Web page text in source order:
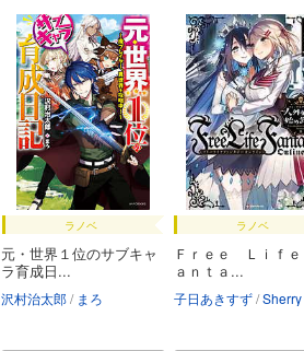
ラノベ
元・世界１位のサブキャ
ラ育成日...
沢村治太郎 まろ
ラノベ
Ｆｒｅｅ Ｌｉｆ
ａｎｔａ...
子日あきすず Sherry